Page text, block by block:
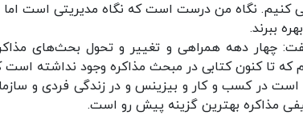
کنیم. نگاه من درست است که نگاه مدیریتی است
ببرند.
چهار دهه همراهی و تغییر و تحول بحث‌های مذاکره
تا کنون کتابی در مبحث مذاکره وجود نداشته است
است در کسب و کار و بیزینس و در زندگی فردی و
مذاکره بهترین گزینه پیش رو است.